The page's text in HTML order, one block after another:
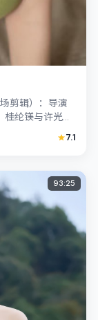
剪辑）：导演
纶镁与许光汉
7.1
93:25